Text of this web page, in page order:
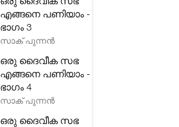
എങ്ങനെ പണിയാം -
ഭാഗം 3
സാക് പുന്നൻ
ഒരു ദൈവീക സഭ
എങ്ങനെ പണിയാം -
ഭാഗം 4
സാക് പുന്നൻ
ഒരു ദൈവീക സഭ